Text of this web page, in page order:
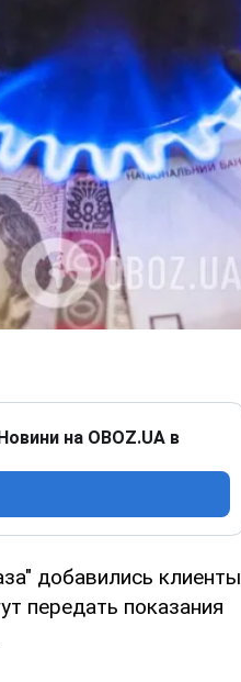
на OBOZ.UA в
добавились клиенты
передать показания